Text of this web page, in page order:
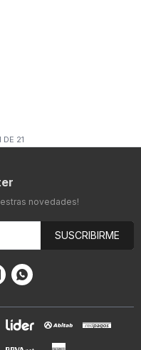
DE 21
novedades!
SUSCRIBIRME
